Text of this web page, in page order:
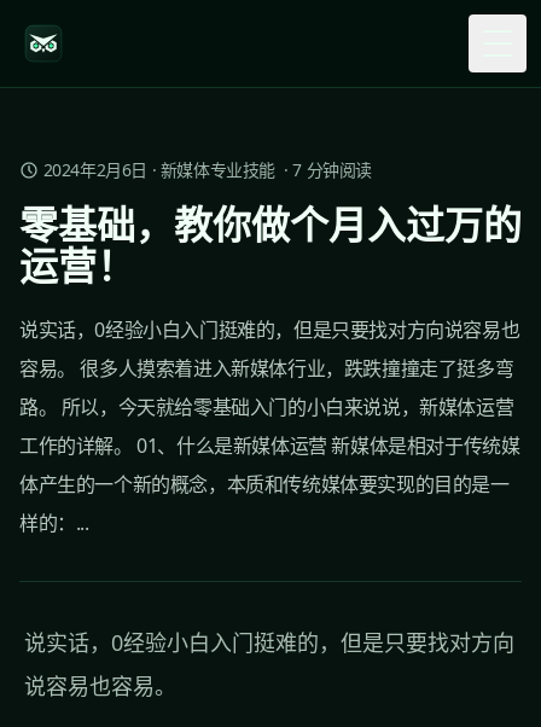
2024年2月6日 · 新媒体专业技能 ·7 分钟阅读
零基础，教你做个月入过万的
运营！
说实话，0经验小白入门挺难的，但是只要找对方向说容易也
容易。 很多人摸索着进入新媒体行业，跌跌撞撞走了挺多弯
路。 所以，今天就给零基础入门的小白来说说，新媒体运营
工作的详解。 01、什么是新媒体运营 新媒体是相对于传统媒
体产生的一个新的概念，本质和传统媒体要实现的目的是一
样的：...
说实话，0经验小白入门挺难的，但是只要找对方向
说容易也容易。